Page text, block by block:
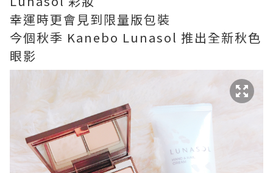
幸運時更會見到限量版包裝
今個秋季 Kanebo Lunasol 推出全新秋色
眼影